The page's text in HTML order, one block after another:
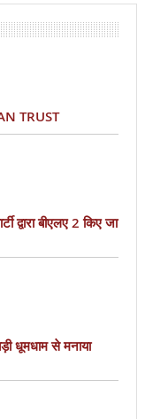
TRUST
द्वारा बीएलए 2 किए जा
धूमधाम से मनाया